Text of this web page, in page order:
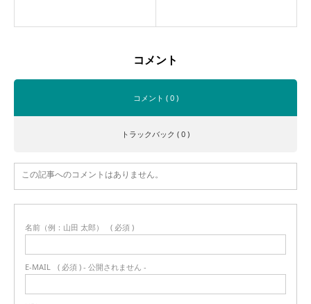
コメント
コメント ( 0 )
トラックバック ( 0 )
この記事へのコメントはありません。
名前（例：山田 太郎） ( 必須 )
E-MAIL ( 必須 ) - 公開されません -